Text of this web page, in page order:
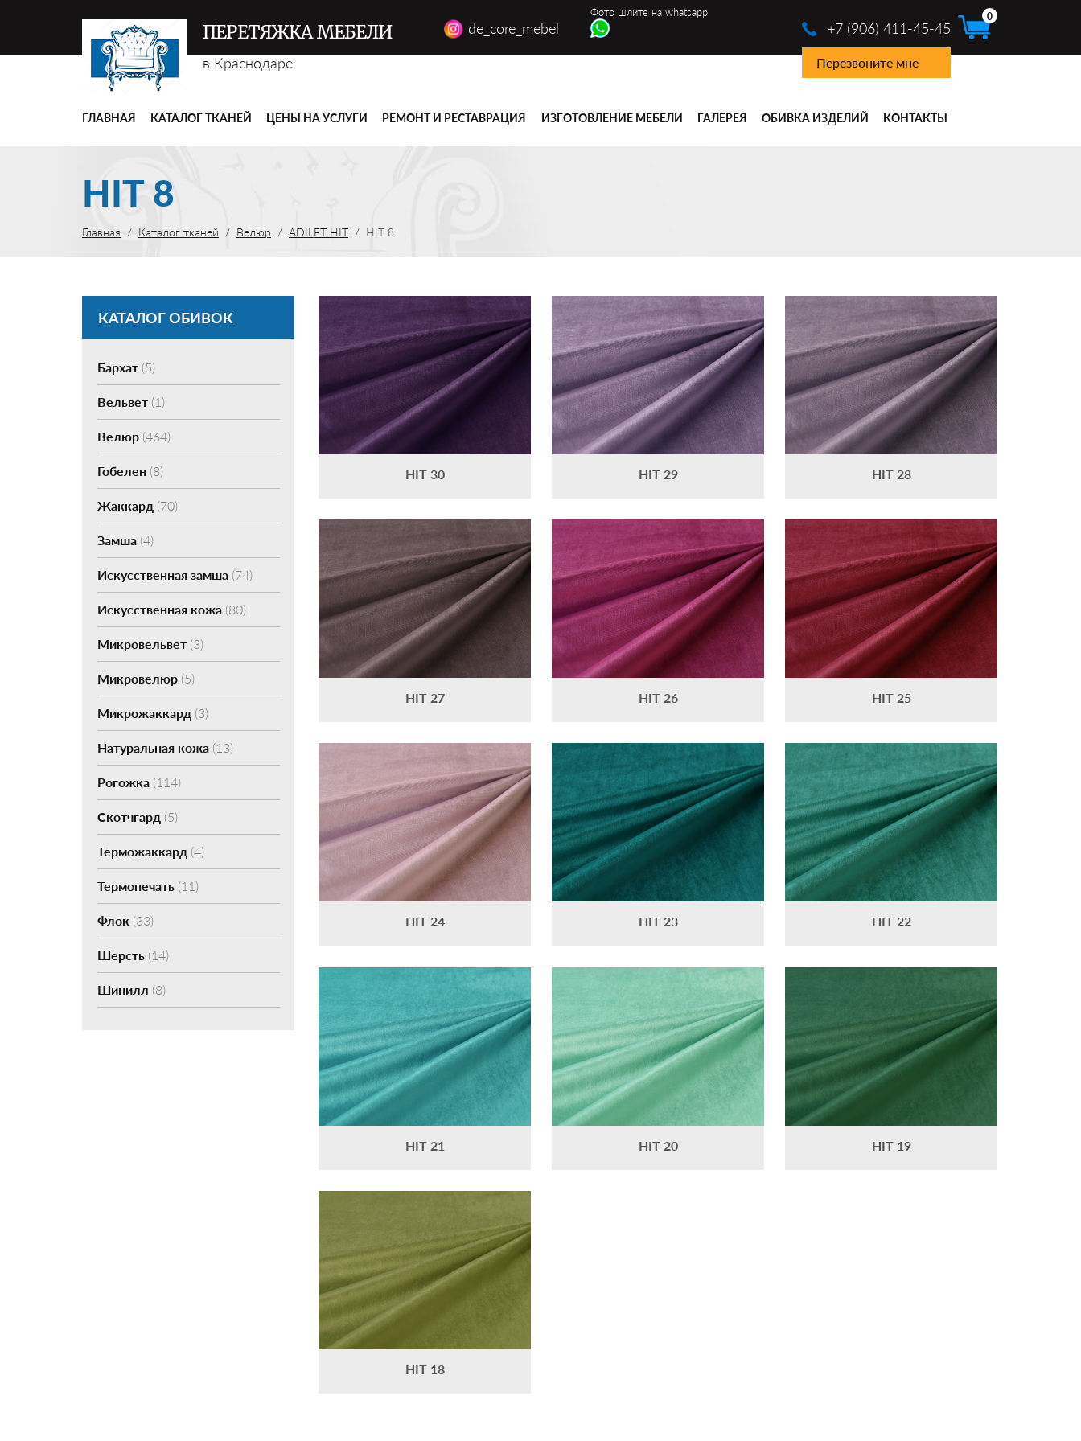
ПЕРЕТЯЖКА МЕБЕЛИ
в Краснодаре
de_core_mebel
Фото шлите на whatsapp
+7 (906) 411-45-45
Перезвоните мне
0
ГЛАВНАЯ КАТАЛОГ ТКАНЕЙ ЦЕНЫ НА УСЛУГИ РЕМОНТ И РЕСТАВРАЦИЯ ИЗГОТОВЛЕНИЕ МЕБЕЛИ ГАЛЕРЕЯ ОБИВКА ИЗДЕЛИЙ КОНТАКТЫ
HIT 8
Главная Каталог тканей Велюр ADILET HIT HIT 8
КАТАЛОГ ОБИВОК
Бархат(5)
Вельвет(1)
Велюр(464)
Гобелен(8)
Жаккард (70)
Замша(4)
Искусственная замша(74)
Искусственная кожа(80)
Микровельвет(3)
Микровелюр(5)
Микрожаккард (3)
Натуральная кожа(13)
Рогожка(114)
Скотчгард (5)
Терможаккард (4)
Термопечать(11)
Флок (33)
Шерсть(14)
Шинилл (8)
HIT 30 HIT 29 HIT 28
HIT 27 HIT 26 HIT 25
HIT 24 HIT 23 HIT 22
HIT 21 HIT 20 HIT 19
HIT 18